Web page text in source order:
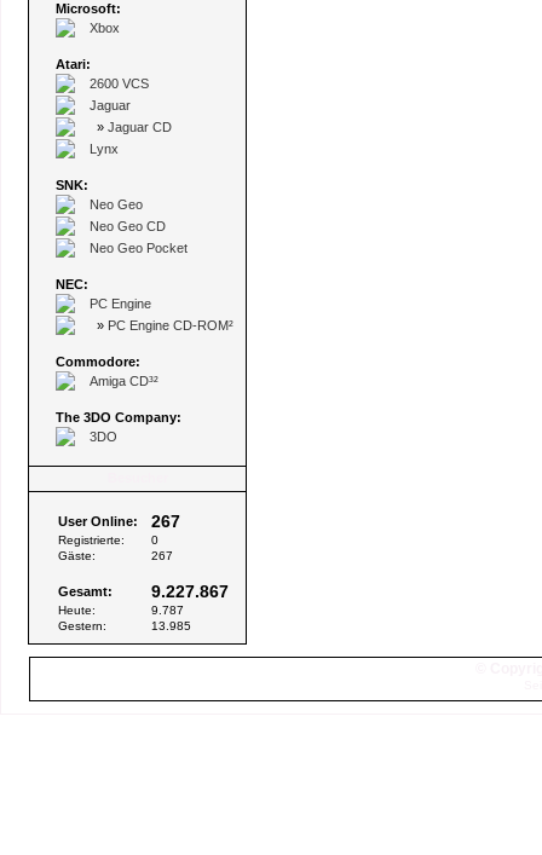
Microsoft:
Xbox
Atari:
2600 VCS
Jaguar
» Jaguar CD
Lynx
SNK:
Neo Geo
Neo Geo CD
Neo Geo Pocket
NEC:
PC Engine
» PC Engine CD-ROM²
Commodore:
Amiga CD³²
The 3DO Company:
3DO
User Online: 267
Registrierte:
0
Gäste:
267
Gesamt: 9.227.867
Heute:
9.787
Gestern:
13.985